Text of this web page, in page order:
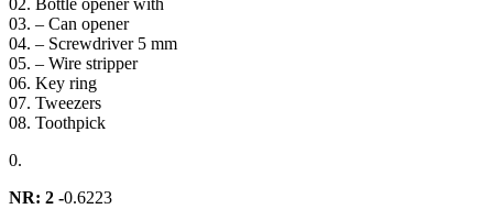
02. Bottle opener with
03. – Can opener
04. – Screwdriver 5 mm
05. – Wire stripper
06. Key ring
07. Tweezers
08. Toothpick
0.
NR: 2 -0.6223